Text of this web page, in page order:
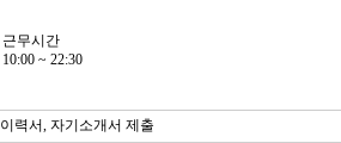
근무시간
10:00 ~ 22:30
이력서, 자기소개서 제출